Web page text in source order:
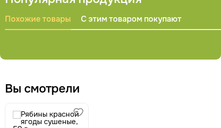
Похожие товары С этим товаром покупают
Вы смотрели